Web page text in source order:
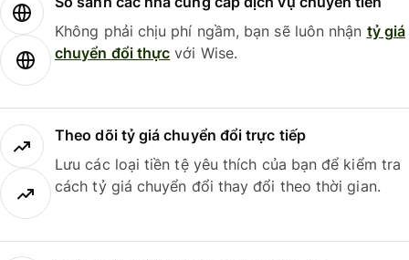
Không phải chịu phí ngầm, bạn sẽ luôn nhận tỷ giá
chuyển đổi thực với Wise.
Theo dõi tỷ giá chuyển đổi trực tiếp
Lưu các loại tiền tệ yêu thích của bạn để kiểm tra
cách tỷ giá chuyển đổi thay đổi theo thời gian.